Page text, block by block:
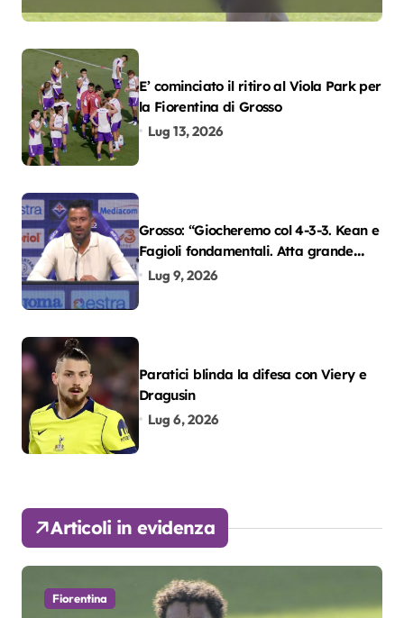
E’ cominciato il ritiro al Viola Park per
la Fiorentina di Grosso
Lug 13, 2026
Grosso: “Giocheremo col 4-3-3. Kean e
Fagioli fondamentali. Atta grande
colpo”
Lug 9, 2026
Paratici blinda la difesa con Viery e
Dragusin
Lug 6, 2026
Articoli in evidenza
Fiorentina